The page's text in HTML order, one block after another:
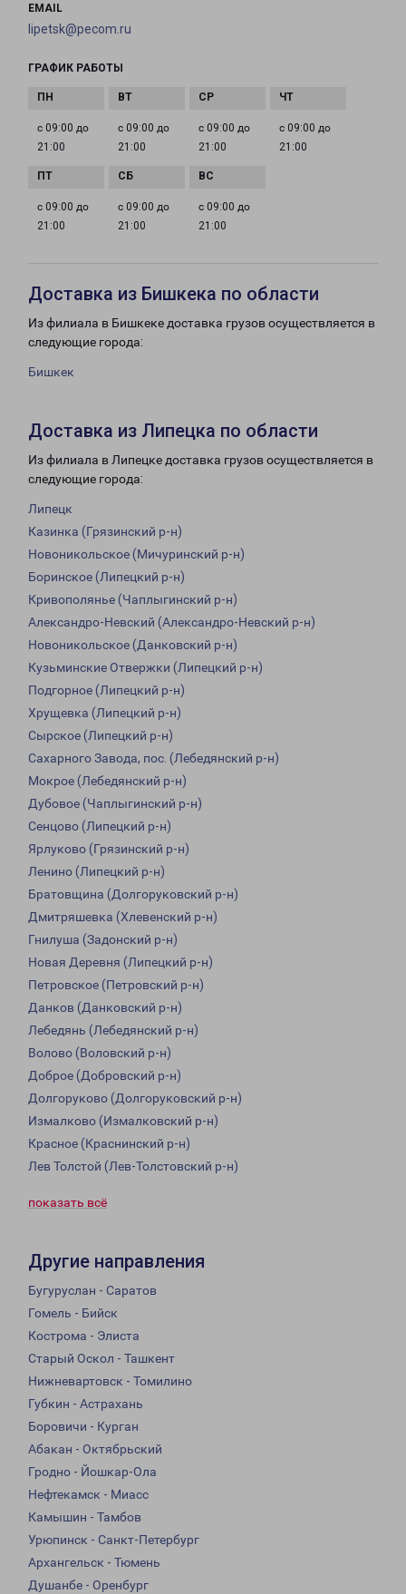
EMAIL
lipetsk@pecom.ru
ГРАФИК РАБОТЫ
с 09:00 до
21:00
с 09:00 до
21:00
с 09:00 до
21:00
с 09:00 до
21:00
с 09:00 до
21:00
с 09:00 до
21:00
с 09:00 до
21:00
Доставка из Бишкека по области
Из филиала в Бишкеке доставка грузов осуществляется в
следующие города:
Бишкек
Доставка из Липецка по области
Из филиала в Липецке доставка грузов осуществляется в
следующие города:
Липецк
Казинка (Грязинский р-н)
Новоникольское (Мичуринский р-н)
Боринское (Липецкий р-н)
Кривополянье (Чаплыгинский р-н)
Александро-Невский (Александро-Невский р-н)
Новоникольское (Данковский р-н)
Кузьминские Отвержки (Липецкий р-н)
Подгорное (Липецкий р-н)
Хрущевка (Липецкий р-н)
Сырское (Липецкий р-н)
Сахарного Завода, пос. (Лебедянский р-н)
Мокрое (Лебедянский р-н)
Дубовое (Чаплыгинский р-н)
Сенцово (Липецкий р-н)
Ярлуково (Грязинский р-н)
Ленино (Липецкий р-н)
Братовщина (Долгоруковский р-н)
Дмитряшевка (Хлевенский р-н)
Гнилуша (Задонский р-н)
Новая Деревня (Липецкий р-н)
Петровское (Петровский р-н)
Данков (Данковский р-н)
Лебедянь (Лебедянский р-н)
Волово (Воловский р-н)
Доброе (Добровский р-н)
Долгоруково (Долгоруковский р-н)
Измалково (Измалковский р-н)
Красное (Краснинский р-н)
Лев Толстой (Лев-Толстовский р-н)
показать всё
Другие направления
Бугуруслан - Саратов
Гомель - Бийск
Кострома - Элиста
Старый Оскол - Ташкент
Нижневартовск - Томилино
Губкин - Астрахань
Боровичи - Курган
Абакан - Октябрьский
Гродно - Йошкар-Ола
Нефтекамск - Миасс
Камышин - Тамбов
Урюпинск - Санкт-Петербург
Архангельск - Тюмень
Душанбе - Оренбург